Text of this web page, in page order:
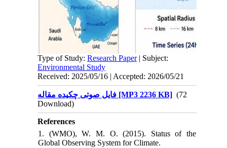
Type of Study:Research Paper| Subject:
Environmental Study
Received: 2025/05/16 | Accepted: 2026/05/21
فایل صوتی چکیده مقاله [MP3 2236 KB] (72
Download)
References
1. (WMO), W. M. O. (2015). Status of the
Global Observing System for Climate.